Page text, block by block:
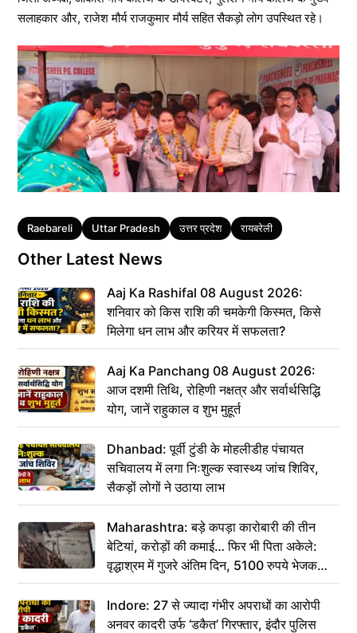
सलाहकार और, राजेश मौर्य राजकुमार मौर्य सहित सैकड़ो लोग उपस्थित रहे।
Tags
Raebareli Uttar Pradesh उत्तर प्रदेश रायबरेली
Other Latest News
Aaj Ka Rashifal 08 August 2026:
शनिवार को किस राशि की चमकेगी किस्मत, किसे
मिलेगा धन लाभ और करियर में सफलता?
Aaj Ka Panchang 08 August 2026:
आज दशमी तिथि, रोहिणी नक्षत्र और सर्वार्थसिद्धि
योग, जानें राहुकाल व शुभ मुहूर्त
Dhanbad: पूर्वी टुंडी के मोहलीडीह पंचायत
सचिवालय में लगा निःशुल्क स्वास्थ्य जांच शिविर,
सैकड़ों लोगों ने उठाया लाभ
Maharashtra: बड़े कपड़ा कारोबारी की तीन
बेटियां, करोड़ों की कमाई… फिर भी पिता अकेले:
वृद्धाश्रम में गुजरे अंतिम दिन, 5100 रुपये भेजकर
कहा– अंतिम संस्कार कर दीजिए हम नहीं आ पाएंगे
Indore: 27 से ज्यादा गंभीर अपराधों का आरोपी
अनवर कादरी उर्फ ‘डकैत’ गिरफ्तार, इंदौर पुलिस